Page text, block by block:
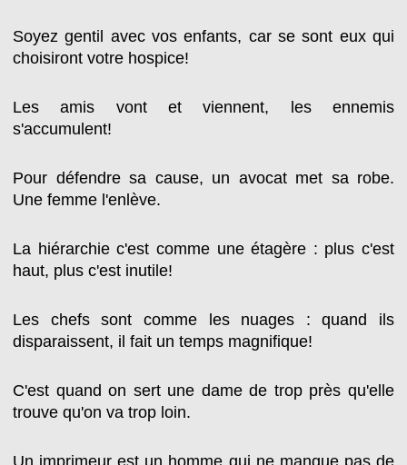
Soyez gentil avec vos enfants, car se sont eux qui
choisiront votre hospice!
Les amis vont et viennent, les ennemis
s'accumulent!
Pour défendre sa cause, un avocat met sa robe.
Une femme l'enlève.
La hiérarchie c'est comme une étagère : plus c'est
haut, plus c'est inutile!
Les chefs sont comme les nuages : quand ils
disparaissent, il fait un temps magnifique!
C'est quand on sert une dame de trop près qu'elle
trouve qu'on va trop loin.
Un imprimeur est un homme qui ne manque pas de